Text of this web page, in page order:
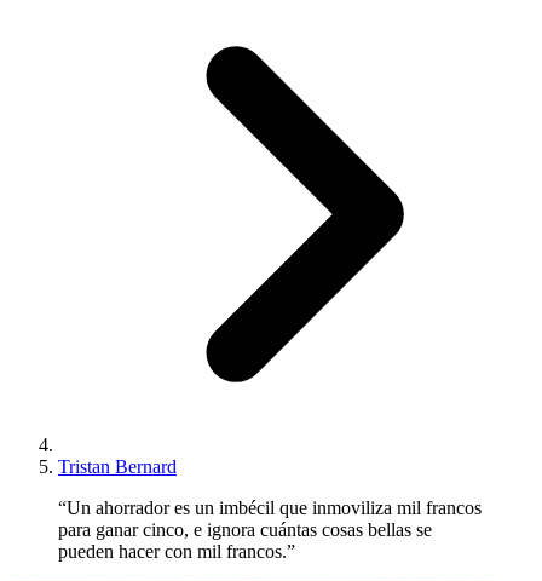
Tristan Bernard
“Un ahorrador es un imbécil que inmoviliza mil francos
para ganar cinco, e ignora cuántas cosas bellas se
pueden hacer con mil francos.”